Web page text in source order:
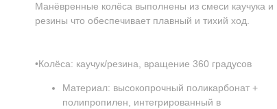
Манёвренные колёса выполнены из смеси каучука и
резины что обеспечивает плавный и тихий ход.
•Колёса: каучук/резина, вращение 360 градусов
Материал: высокопрочный поликарбонат +
полипропилен, интегрированный в